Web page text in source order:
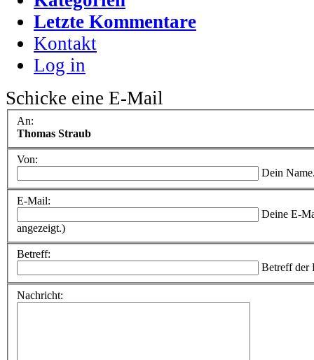
Letzte Kommentare
Kontakt
Log in
Schicke eine E-Mail
An:
Thomas Straub
Von:
Dein
E-Mail:
Deine E-
angezeigt.)
Betreff:
Betreff der
Nachricht: